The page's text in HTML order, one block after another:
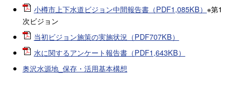
小樽市上下水道ビジョン中間報告書（PDF1,085KB） ※第1
次ビジョン
当初ビジョン施策の実施状況（PDF707KB）
水に関するアンケート報告書（PDF1,643KB）
奥沢水源地_保存・活用基本構想